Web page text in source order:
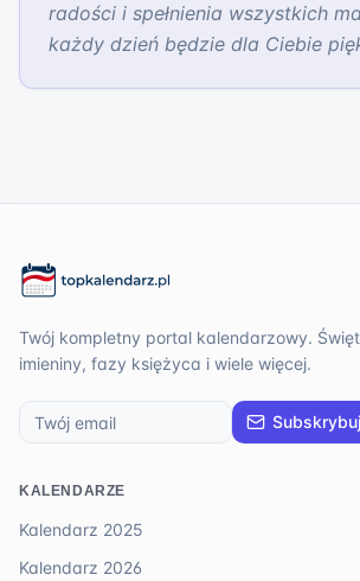
radości i spełnienia wszystkich
każdy dzień będzie dla Ciebie
Twój kompletny portal kalendarzowy.
imieniny, fazy księżyca i wiele więcej.
Subskrybuj
KALENDARZE
Kalendarz 2025
Kalendarz 2026